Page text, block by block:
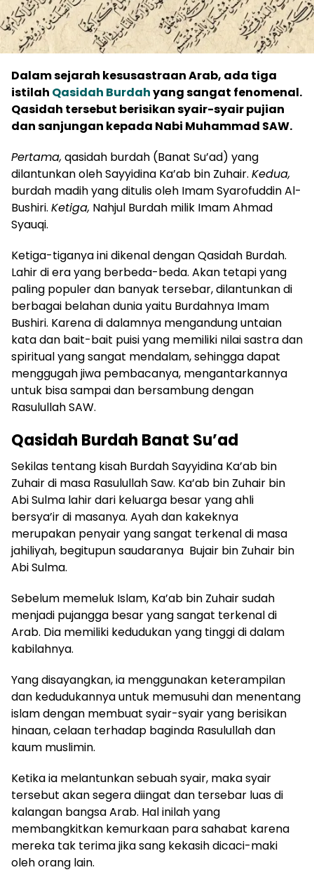
Dalam sejarah kesusastraan Arab, ada tiga
istilah Qasidah Burdahyang sangat fenomenal.
Qasidah tersebut berisikan syair-syair pujian
dan sanjungan kepada Nabi Muhammad SAW.
Pertama, qasidah burdah (Banat Su’ad) yang
dilantunkan oleh Sayyidina Ka’ab bin Zuhair. Kedua,
burdah madih yang ditulis oleh Imam Syarofuddin Al-
Bushiri. Ketiga, Nahjul Burdah milik Imam Ahmad
Syauqi.
Ketiga-tiganya ini dikenal dengan Qasidah Burdah.
Lahir di era yang berbeda-beda. Akan tetapi yang
paling populer dan banyak tersebar, dilantunkan di
berbagai belahan dunia yaitu Burdahnya Imam
Bushiri. Karena didalamnya mengandung untaian
kata dan bait-bait puisi yang memiliki nilai sastra dan
spiritual yang sangat mendalam, sehingga dapat
menggugah jiwa pembacanya, mengantarkannya
untuk bisa sampai dan bersambung dengan
Rasulullah SAW.
Qasidah Burdah Banat Su’ad
Sekilas tentang kisah Burdah Sayyidina Ka’ab bin
Zuhair di masa Rasulullah Saw. Ka’ab bin Zuhair bin
Abi Sulma lahir dari keluarga besar yang ahli
bersya’ir di masanya. Ayah dan kakeknya
merupakan penyair yang sangat terkenal di masa
jahiliyah, begitupun saudaranya Bujair bin Zuhair bin
Abi Sulma.
Sebelum memeluk Islam, Ka’ab bin Zuhair sudah
menjadi pujangga besar yang sangat terkenal di
Arab. Dia memiliki kedudukan yang tinggi di dalam
kabilahnya.
Yang disayangkan, ia menggunakan keterampilan
dan kedudukannya untuk memusuhi dan menentang
islam dengan membuat syair-syair yang berisikan
hinaan, celaan terhadap baginda Rasulullah dan
kaum muslimin.
Ketika ia melantunkan sebuah syair, maka syair
tersebut akan segera diingat dan tersebar luas di
kalangan bangsa Arab. Hal inilah yang
membangkitkan kemurkaan para sahabat karena
mereka tak terima jika sang kekasih dicaci-maki
oleh orang lain.